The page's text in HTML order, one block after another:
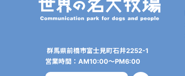
群⾺県前橋市富⼠⾒町⽯井2252-1
営業時間：AM10:00〜PM6:00